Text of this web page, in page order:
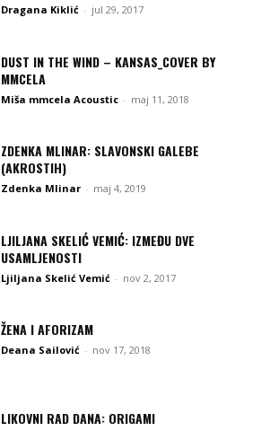
Dragana Kiklić - jul 29, 2017
DUST IN THE WIND – KANSAS_COVER BY
MMCELA
Miša mmcela Acoustic - maj 11, 2018
ZDENKA MLINAR: SLAVONSKI GALEBE
(AKROSTIH)
Zdenka Mlinar - maj 4, 2019
LJILJANA SKELIĆ VEMIĆ: IZMEĐU DVE
USAMLJENOSTI
Ljiljana Skelić Vemić - nov 2, 2017
ŽENA I AFORIZAM
Deana Sailović - nov 17, 2018
LIKOVNI RAD DANA: ORIGAMI